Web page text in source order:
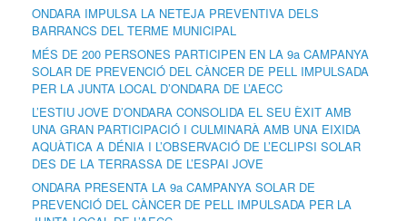
ONDARA IMPULSA LA NETEJA PREVENTIVA DELS
BARRANCS DEL TERME MUNICIPAL
MÉS DE 200 PERSONES PARTICIPEN EN LA 9a CAMPANYA
SOLAR DE PREVENCIÓ DEL CÀNCER DE PELL IMPULSADA
PER LA JUNTA LOCAL D’ONDARA DE L’AECC
L’ESTIU JOVE D’ONDARA CONSOLIDA EL SEU ÈXIT AMB
UNA GRAN PARTICIPACIÓ I CULMINARÀ AMB UNA EIXIDA
AQUÀTICA A DÉNIA I L’OBSERVACIÓ DE L’ECLIPSI SOLAR
DES DE LA TERRASSA DE L’ESPAI JOVE
ONDARA PRESENTA LA 9a CAMPANYA SOLAR DE
PREVENCIÓ DEL CÀNCER DE PELL IMPULSADA PER LA